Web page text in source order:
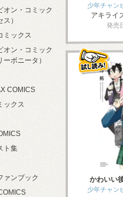
少年チャン
アキライ
発売
かわいい
少年チャン
オン・コミック
）
ミックス
オン・コミック
ボニータ）
COMICS
ックス
ト集
ァンブック